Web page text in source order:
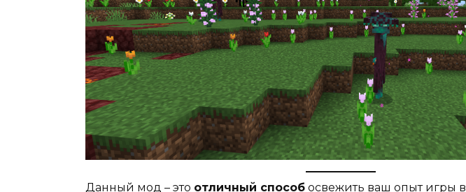
Данный мод – это отличный способ освежить ваш опыт игры в